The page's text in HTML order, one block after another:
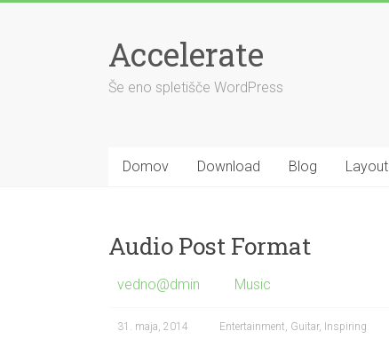
Accelerate
Še eno spletišče WordPress
Domov Download Blog Layout
Audio Post Format
vedno@dmin Music
31. maja, 2014 Entertainment, Guitar, Inspiring